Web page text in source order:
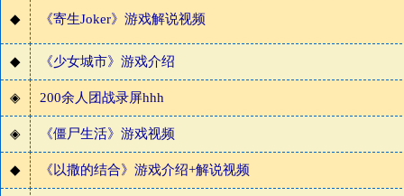
◆ 《寄生Joker》游戏解说视频
◆ 《少女城市》游戏介绍
◈ 200余人团战录屏hhh
◈ 《僵尸生活》游戏视频
◆ 《以撒的结合》游戏介绍+解说视频